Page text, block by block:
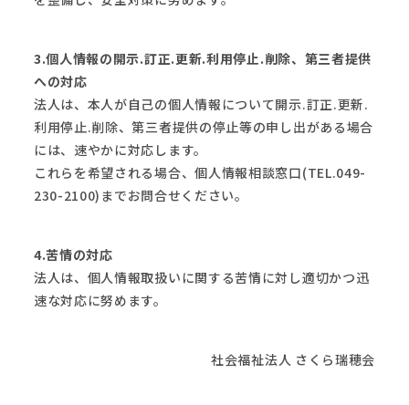
3.個人情報の開示.訂正.更新.利用停止.削除、第三者提供
への対応
法人は、本人が自己の個人情報について開示.訂正.更新.
利用停止.削除、第三者提供の停止等の申し出がある場合
には、速やかに対応します。
これらを希望される場合、個人情報相談窓口(TEL.049-
230-2100)までお問合せください。
4.苦情の対応
法人は、個人情報取扱いに関する苦情に対し適切かつ迅
速な対応に努めます。
社会福祉法人 さくら瑞穂会